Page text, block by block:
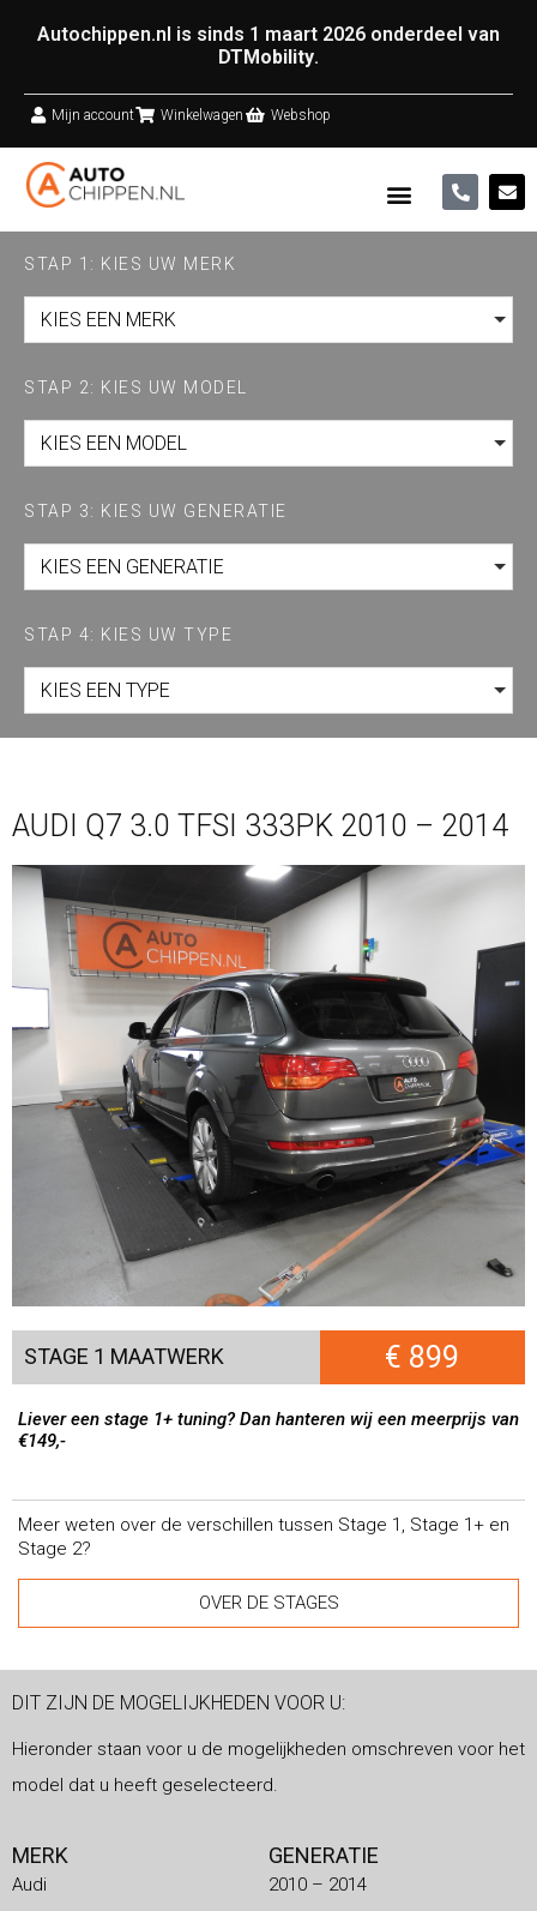
Autochippen.nl is sinds 1 maart 2026 onderdeel van
DTMobility.
Mijn account Winkelwagen Webshop
STAP 1: KIES UW MERK
KIES EEN MERK
STAP 2: KIES UW MODEL
KIES EEN MODEL
STAP 3: KIES UW GENERATIE
KIES EEN GENERATIE
STAP 4: KIES UW TYPE
KIES EEN TYPE
AUDI Q7 3.0 TFSI 333PK 2010 – 2014
STAGE 1 MAATWERK € 899
Liever een stage 1+ tuning? Dan hanteren wij een meerprijs van
€149,-
Meer weten over de verschillen tussen Stage 1, Stage 1+ en
Stage 2?
OVER DE STAGES
DIT ZIJN DE MOGELIJKHEDEN VOOR U:
Hieronder staan voor u de mogelijkheden omschreven voor het
model dat u heeft geselecteerd.
MERK
Audi
GENERATIE
2010 – 2014